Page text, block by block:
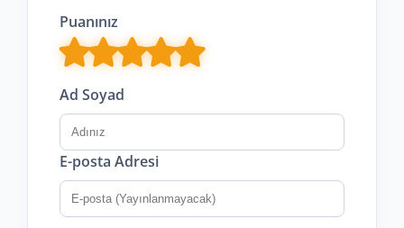
Puanınız
Ad Soyad
E-posta Adresi